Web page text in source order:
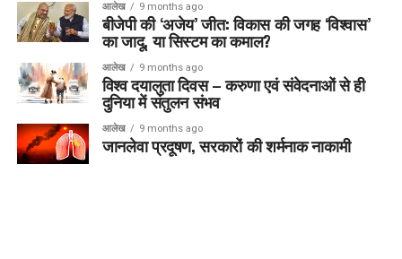
आलेख 9 months ago
बीजेपी की ‘अजेय’ जीत: विकास की जगह ‘विश्वास’
का जादू, या सिस्टम का कमाल?
आलेख 9 months ago
विश्व दयालुता दिवस – करुणा एवं संवेदनाओं से ही
दुनिया में संतुलन संभव
आलेख 9 months ago
जानलेवा प्रदूषण, सरकारों की शर्मनाक नाकामी